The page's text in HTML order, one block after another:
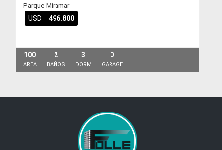
Parque Miramar
USD 496.800
100
AREA
2
BAÑOS
3
DORM
0
GARAGE